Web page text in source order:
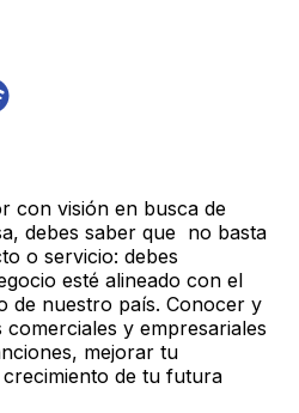
con visión en busca de
debes saber que no basta
o servicio:debes
esté alineado con el
de nuestro país. Conocer y
y empresariales
mejorar tu
de tu futura